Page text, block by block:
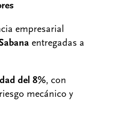
empresarial
​entregadas a
del 8%, con
mecánico y